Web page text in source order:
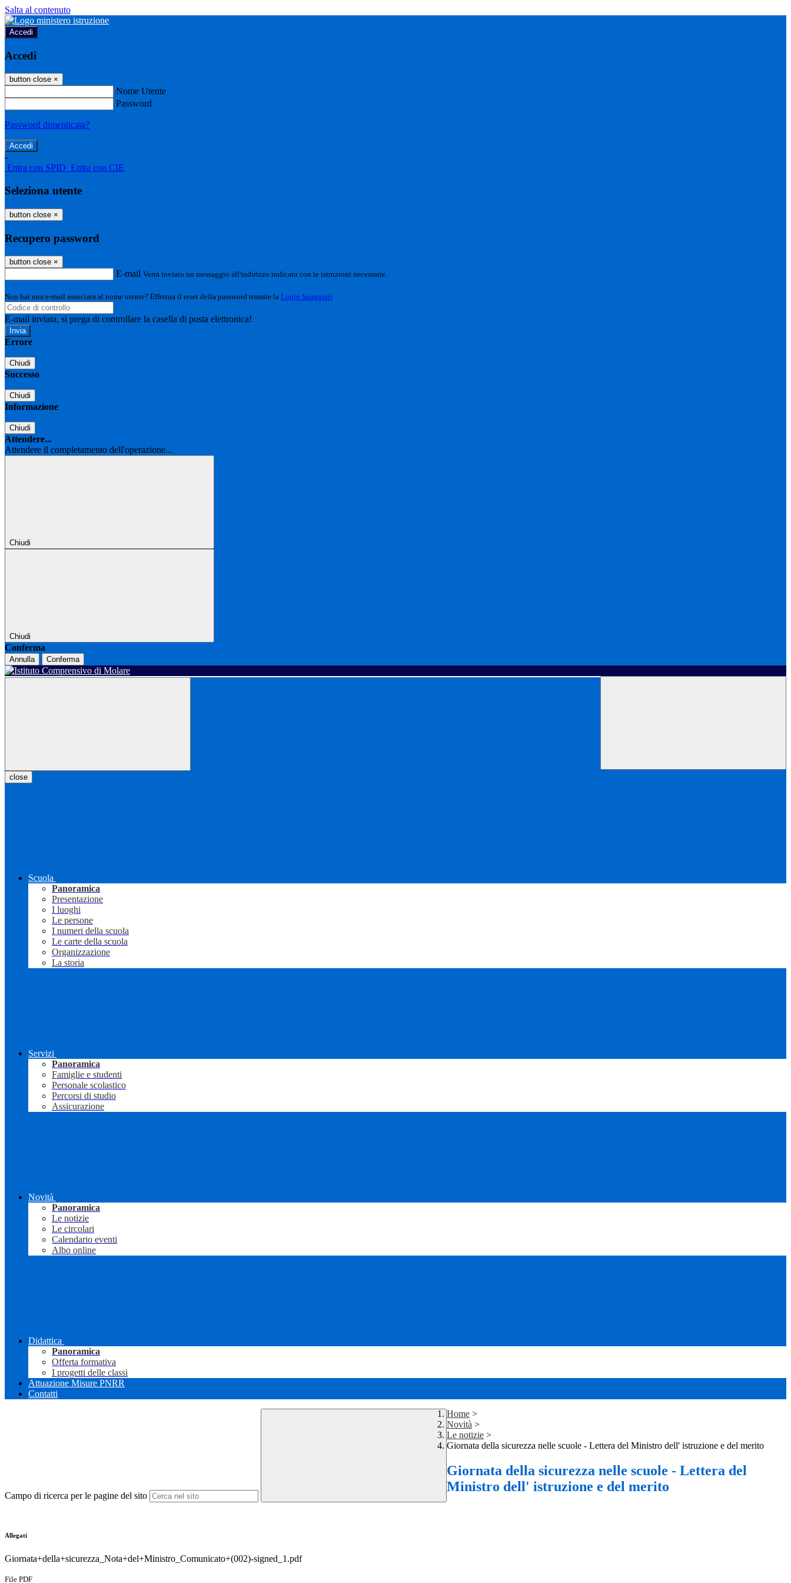
Salta al contenuto
Accedi
Accedi
button close ×
Nome Utente
Password
Password dimenticata?
-
Entra con SPID Entra con CIE
Seleziona utente
button close ×
Recupero password
button close ×
E-mail Verrà inviato un messaggio all'indirizzo indicato con le istruzioni necessarie.
Non hai una e-mail associata al nome utente? Effettua il reset della password tramite la Login Spaggiari
E-mail inviata, si prega di controllare la casella di posta elettronica!
Errore
Chiudi
Successo
Chiudi
Informazione
Chiudi
Attendere...
Attendere il completamento dell'operazione...
Chiudi
Chiudi
Conferma
Annulla Conferma
close
Scuola
Panoramica
Presentazione
I luoghi
Le persone
I numeri della scuola
Le carte della scuola
Organizzazione
La storia
Servizi
Panoramica
Famiglie e studenti
Personale scolastico
Percorsi di studio
Assicurazione
Novità
Panoramica
Le notizie
Le circolari
Calendario eventi
Albo online
Didattica
Panoramica
Offerta formativa
I progetti delle classi
Attuazione Misure PNRR
Contatti
Campo di ricerca per le pagine del sito
Home >
Novità >
Le notizie >
Giornata della sicurezza nelle scuole - Lettera del Ministro dell' istruzione e del merito
Giornata della sicurezza nelle scuole - Lettera del
Ministro dell' istruzione e del merito
Allegati
Giornata+della+sicurezza_Nota+del+Ministro_Comunicato+(002)-signed_1.pdf
File PDF